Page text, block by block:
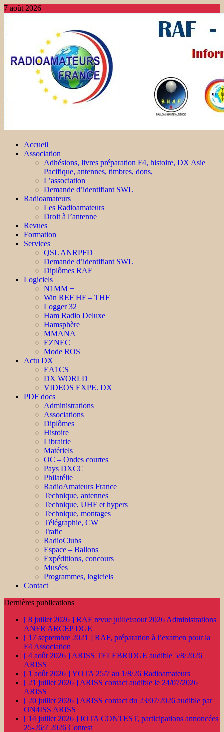
7 août 2026
Accueil
Association
Adhésions, livres préparation F4, histoire, DX Asie
Pacifique, antennes, timbres, dons,
L’association
Demande d’identifiant SWL
Radioamateurs
Les Radioamateurs
Droit à l’antenne
Revues
Formation
Services
QSL ANRPFD
Demande d’identifiant SWL
Diplômes RAF
Logiciels
N1MM +
Win REF HF – THF
Logger 32
Ham Radio Deluxe
Hamsphère
MMANA
EZNEC
Mode ROS
Actu DX
EA1CS
DX WORLD
VIDEOS EXPE. DX
PDF docs
Administrations
Associations
Diplômes
Histoire
Librairie
Matériels
OC – Ondes courtes
Pays DXCC
Philatélie
RadioAmateurs France
Technique, antennes
Technique, UHF et hypers
Technique, montages
Télégraphie, CW
Trafic
RadioClubs
Espace – Ballons
Expéditions, concours
Musées
Programmes, logiciels
Contact
Dernières publications
[ 8 juillet 2026 ] RAF revue juillet/aout 2026 Administrations
ANFR ARCEP DGE
[ 17 septembre 2021 ] RAF, préparation à l’examen pour la
F4 Association
[ 4 août 2026 ] ARISS TELEBRIDGE audible 5/8/2026
ARISS
[ 1 août 2026 ]YOTA 25/7 au 1/8/26 Radioamateurs
[ 21 juillet 2026 ] ARISS contact audible le 24/07/2026
ARISS
[ 20 juillet 2026 ] ARISS contact du 23/07/2026 audible par
ON4ISS ARISS
[ 14 juillet 2026 ] IOTA CONTEST, participations annoncées
25-26/7 2026 Contest